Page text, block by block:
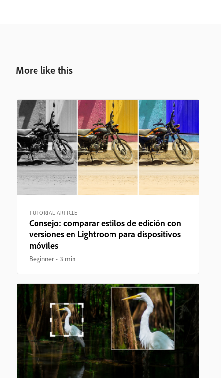
More like this
TUTORIAL ARTICLE
Consejo: comparar estilos de edición con
versiones en Lightroom para dispositivos
móviles
Beginner 3 min